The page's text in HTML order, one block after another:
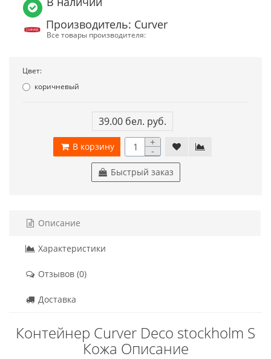
Производитель: Curver
Все товары производителя:
Цвет:
коричневый
39.00 бел. руб.
В корзину +
-
Быстрый заказ
Описание
Характеристики
Отзывов (0)
Доставка
Контейнер Curver Deco stockholm S
Кожа Описание